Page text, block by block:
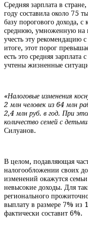
Средняя зарплата в
году составила около 75
базу порогового дохода, с
среднюю, умноженную на
учесть эту рекомендацию
итоге, этот порог
есть это средняя
учтены жизненные
«Налоговые изменения
2 млн человек из 64 млн
2,4 млн руб. в год. При
количество семей с
Силуанов.
В целом, подавляющая
налогообложении своих
изменений окажутся
невысокие доходы. Для
регионального
выплату в размере 7% из
фактически составит 6%.